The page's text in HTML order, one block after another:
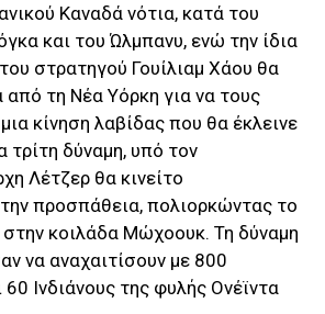
Καναδά νότια, κατά του
και του Ώλμπανυ, ενώ την ίδια
στρατηγού Γουίλιαμ Χάου θα
από τη Νέα Υόρκη για να τους
κίνηση λαβίδας που θα έκλεινε
δύναμη, υπό τον
Λέτζερ θα κινείτο
προσπάθεια, πολιορκώντας το
στην κοιλάδα Μώχοουκ. Τη δύναμη
να αναχαιτίσουν με 800
Ινδιάνους της φυλής Ονέϊντα